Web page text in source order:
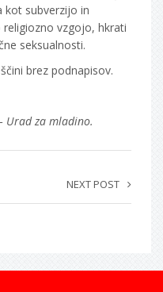
kot subverzijo in
vzgojo, hkrati
seksualnosti.
brez podnapisov.
Urad za mladino.
NEXT POST